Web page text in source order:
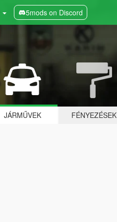
5mods on Discord
JÁRMŰVEK FÉNYEZÉSEK